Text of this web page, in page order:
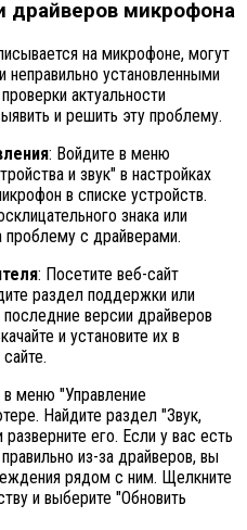
драйверов микрофона
на микрофоне, могут
установленными
актуальности
и решить эту проблему.
: Войдите в меню
и звук" в настройках
в списке устройств.
знака или
проблему с драйверами.
: Посетите веб-сайт
раздел поддержки или
версии драйверов
и установите их в
в меню "Управление
Найдите раздел "Звук,
его. Если у вас есть
из-за драйверов, вы
рядом с ним. Щелкните
и выберите "Обновить